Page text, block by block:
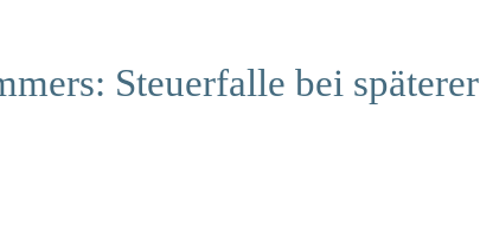
Steuerfalle bei späterer